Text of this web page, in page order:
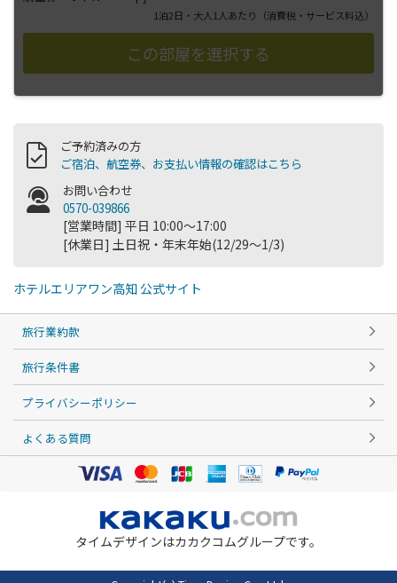
1泊2日・大人1人あたり （消費税・サービス料込）
ご予約済みの方
ご宿泊、航空券、お支払い情報の確認はこちら
お問い合わせ
0570-039866
[営業時間] 平日 10:00～17:00
[休業日] 土日祝・年末年始(12/29～1/3)
ホテルエリアワン高知 公式サイト
旅行業約款
旅行条件書
プライバシーポリシー
よくある質問
タイムデザインはカカクコムグループです。